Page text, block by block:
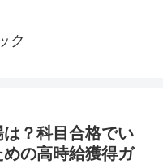
ク
？科目合格でい
の高時給獲得ガ